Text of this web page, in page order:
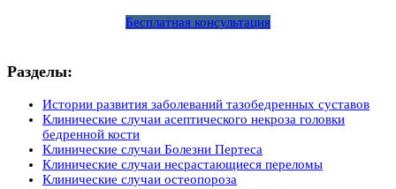
Бесплатная консультация
Разделы:
Истории развития заболеваний тазобедренных суставов
Клинические случаи асептического некроза головки
бедренной кости
Клинические случаи Болезни Пертеса
Клинические случаи несрастающиеся переломы
Клинические случаи остеопороза